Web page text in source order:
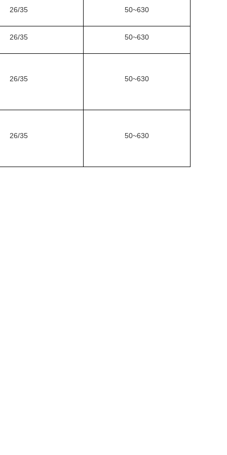
26/35 50~630
26/35 50~630
26/35 50~630
26/35 50~630